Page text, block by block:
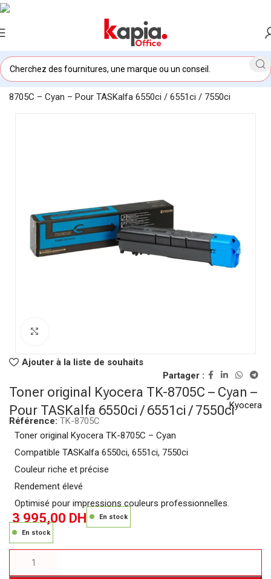
Accueil/KAPIA OFFICE MAROC/Toner original Kyocera TK-
8705C – Cyan – Pour TASKalfa 6550ci / 6551ci / 7550ci
Ajouter à la liste de souhaits
Partager :
Toner original Kyocera TK-8705C – Cyan –
Pour TASKalfa 6550ci / 6551ci / 7550ci
Référence: TK-8705C
Kyocera
Toner original Kyocera TK-8705C – Cyan
Compatible TASKalfa 6550ci, 6551ci, 7550ci
Couleur riche et précise
Rendement élevé
Optimisé pour impressions couleurs professionnelles.
3 995,00 DH
En stock
En stock